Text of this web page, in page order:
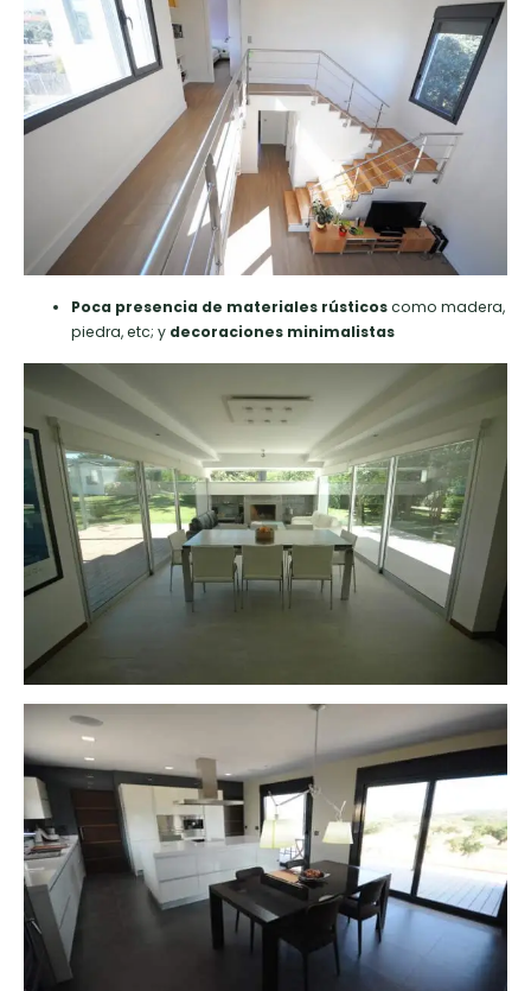
Poca presencia de materiales rústicoscomo madera,
piedra, etc; y decoraciones minimalistas